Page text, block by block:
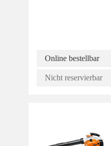
Online bestellbar
Nicht reservierbar